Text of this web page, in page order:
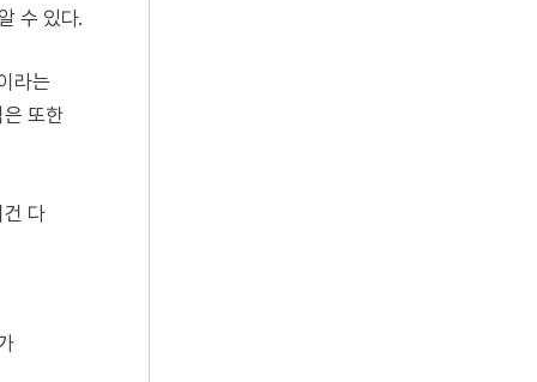
수 있다.
라는
은 또한
건 다